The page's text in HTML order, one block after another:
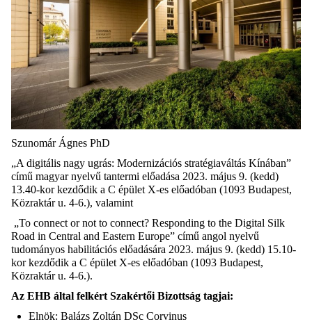
Szunomár Ágnes PhD
„A digitális nagy ugrás: Modernizációs stratégiaváltás Kínában”
című magyar nyelvű tantermi előadása 2023. május 9. (kedd)
13.40-kor kezdődik a C épület X-es előadóban (1093 Budapest,
Közraktár u. 4-6.), valamint
„To connect or not to connect? Responding to the Digital Silk
Road in Central and Eastern Europe” című angol nyelvű
tudományos habilitációs előadására 2023. május 9. (kedd) 15.10-
kor kezdődik a C épület X-es előadóban (1093 Budapest,
Közraktár u. 4-6.).
Az EHB által felkért Szakértői Bizottság tagjai:
Elnök: Balázs Zoltán DSc Corvinus